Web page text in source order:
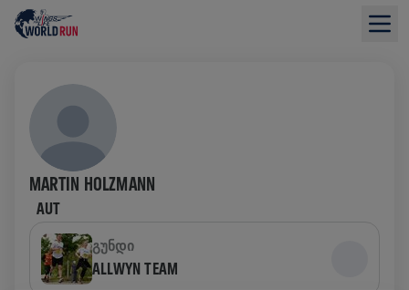
MARTIN HOLZMANN
AUT
ᲒᲣᲜᲓᲘ
ALLWYN TEAM